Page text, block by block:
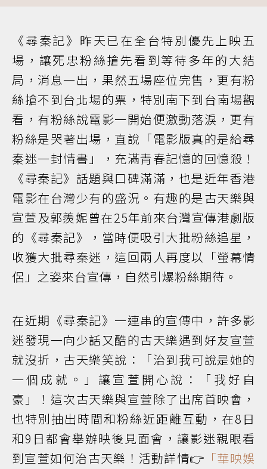
《尋秦記》昨天已在全台特別優先上映五
場，讓死忠粉絲搶先看到等待多年的大結
局，消息一出，果然五場座位完售，更有粉
絲搶不到台北場的票，特別南下到台南場觀
看，有粉絲說電影一開始便激動落淚，更有
粉絲是哭著出場，直說「電影版真的是給尋
秦迷一封情書」，充滿青春記憶的回憶殺！
《尋秦記》話題與口碑滿滿，也是近年香港
電影在台灣少有的盛況。有趣的是古天樂與
宣萱及郭羨妮曾在25年前來台灣宣傳港劇版
的《尋秦記》，當時便吸引大批粉絲追星，
收獲大批尋秦迷，這回兩人再度以「螢幕情
侶」之姿來台宣傳，自然引爆粉絲期待。
在近期《尋秦記》一連串的宣傳中，許多影
迷發現一向少話又酷的古天樂遇到好友宣萱
就沒折，古天樂笑說：「治到我可說是她的
一個成就。」讓宣萱開心說：「我好自
豪」！這次古天樂與宣萱除了出席首映會，
也特別抽出時間和粉絲近距離互動，在8日
和9日都會舉辦映後見面會，讓影迷親眼看
到宣萱如何治古天樂！活動詳情👉 「華映娛